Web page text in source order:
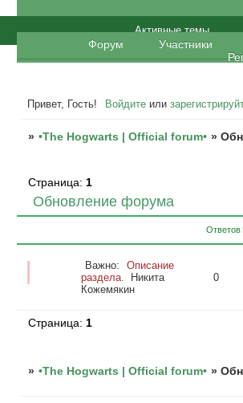
•The Hogwarts |
Форум Участники
Активные темы
Привет, Гость! Войдите или
» •The Hogwarts | Official forum• »
Обновление форума
Страница:1
Ответов
Важно:
Описание
раздела.
Никита
Кожемякин
0
Страница: 1
» •The Hogwarts | Official forum• »